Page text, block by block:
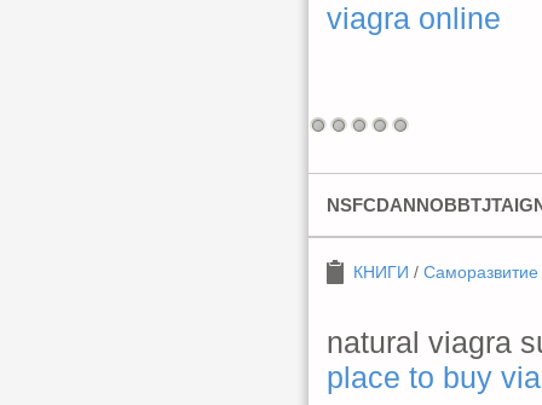
viagra online
КНИГИ / Саморазвитие
natural viagra
place to buy